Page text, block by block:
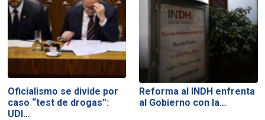
Oficialismo se divide por
caso “test de drogas”:
UDI…
Reforma al INDH enfrenta
al Gobierno con la…